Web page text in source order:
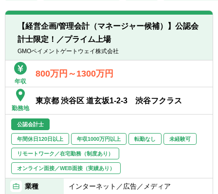
■募集背景：会社全体の財務会計強化のため
■会社・事業の魅力
複雑化多様化する数々の社会課題に対し、人
を楽しくする。我々はこれをミッションにし
ーとして、顧客数1,200法人グループ、契約
継続率98%、大手企業グループ3社に1社がお
客様、定額サービス料をベースに無償バージ
能として網羅し提供。つまり、世の中の「働
く」のプラットフォームを創る圧倒的なノウ
ハウがあります。
？Profile Book：
https://speakerdeck.com/whisaiyo/works-
human-intelligence
【求める人物像】
■主体性をもって、積極的且つ柔軟に業務に
取り組む姿勢のある方
■曖昧かつ不確実な環境の中でも、指示を待
■未経験の事柄にも向上心をもって取り組む
姿勢のある方
■コスト分析・コスト構造改善活動のリード
変革の原動力として 不確実性の高いビジネス
環境下で数値管理や財務分析のスキルを駆使
し、ビジネスリーダーへ冷静かつ的確なアド
バイスを行い 適切にリスクレベルをコントロ
ールしながら目標を達成させていきます。オ
種です。
強固なビジネスモデルによって大きく成長し
ていく企業において、未完成の管理会計部門
の成長を自らの手で作っていくことができま
す。経営に与える影響も非常に大きく、やり
がいのある仕事です。
【経営企画/管理会計（マネージャー候補）】公認会
計士限定！／プライム上場
GMOペイメントゲートウェイ株式会社
年収
800万円～1300万円
勤務地
東京都 渋谷区 道玄坂1-2-3 渋谷フクラス
公認会計士
年間休日120日以上 年収1000万円以上 転勤なし 未経験可
リモートワーク／在宅勤務（制度あり）
オンライン面接／WEB面接（実績あり）
業種 インターネット／広告／メディア